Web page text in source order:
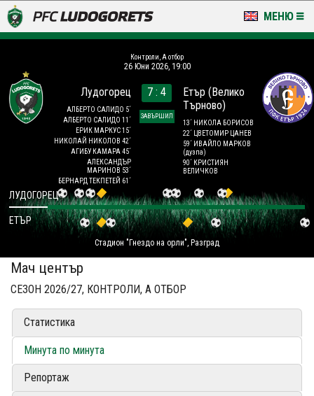
МЕНЮ
LUDOGORETS TV
НА ТЕРЕНА
СТАДИОН & БАЗИ
ЗА ФЕНОВЕ
Контроли, А отбор
26 Юни 2026, 19:00
Лудогорец
АЛБЕРТО САЛИДО 5´
АЛБЕРТО САЛИДО 11´
ЕРИК МАРКУС 15´
НИКОЛАЙ НИКОЛОВ 42´
АГИБУ КАМАРА 45´
АЛЕКСАНДЪР
МАРИНОВ 53´
БЕРНАРД ТЕКПЕТЕЙ 61´
7 : 4
ЗАВЪРШИЛ
Етър (Велико
Търново)
13´ НИКОЛА БОРИСОВ
22´ ЦВЕТОМИР ЦАНЕВ
59´ ИВАЙЛО МАРКОВ
(дузпа)
90´ КРИСТИЯН
ВЕЛИЧКОВ
Стадион "Гнездо на орли", Разград
ЛУДОГОРЕЦ
ЕТЪР
Мач център
СЕЗОН 2026/27, КОНТРОЛИ, А ОТБОР
Статистика
Минута по минута
Репортаж